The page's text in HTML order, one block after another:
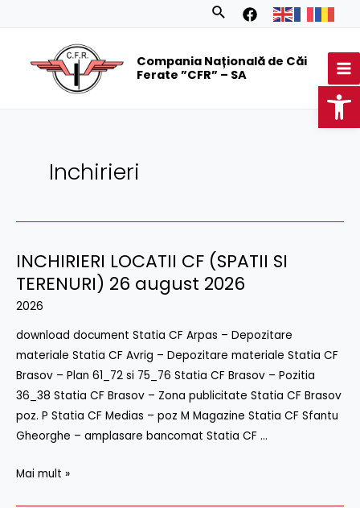
Search
Compania Națională de Căi
Ferate ”CFR” – SA
Inchirieri
INCHIRIERI LOCATII CF (SPATII SI
TERENURI) 26 august 2026
2026
download document Statia CF Arpas – Depozitare
materiale Statia CF Avrig – Depozitare materiale Statia CF
Brasov – Plan 61_72 si 75_76 Statia CF Brasov – Pozitia
36_38 Statia CF Brasov – Zona publicitate Statia CF Brasov
poz. P Statia CF Medias – poz M Magazine Statia CF Sfantu
Gheorghe – amplasare bancomat Statia CF …
INCHIRIERI
LOCATII
CF
SI
TERENURI)
26
august
2026
Mai mult »